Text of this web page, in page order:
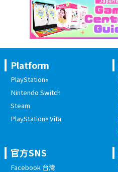
Platform
PlayStation®
Nintendo Switch
Steam
PlayStation®Vita
官方SNS
Facebook 台灣